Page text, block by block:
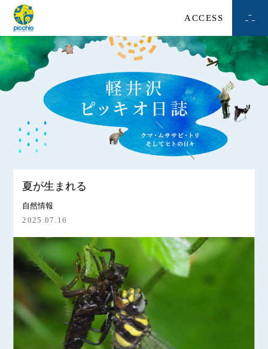
ACCESS
夏が生まれる
自然情報
2025.07.16